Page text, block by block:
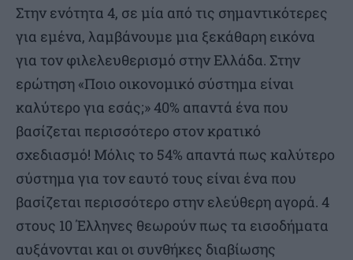
Στην ενότητα 4, σε μία από τις σημαντικότερες
για εμένα, λαμβάνουμε μια ξεκάθαρη εικόνα
για τον φιλελευθερισμό στην Ελλάδα. Στην
ερώτηση «Ποιο οικονομικό σύστημα είναι
καλύτερο για εσάς;» 40% απαντά ένα που
βασίζεται περισσότερο στον κρατικό
σχεδιασμό! Μόλις το 54% απαντά πως καλύτερο
σύστημα για τον εαυτό τους είναι ένα που
βασίζεται περισσότερο στην ελεύθερη αγορά. 4
στους 10 Έλληνες θεωρούν πως τα εισοδήματα
αυξάνονται και οι συνθήκες διαβίωσης